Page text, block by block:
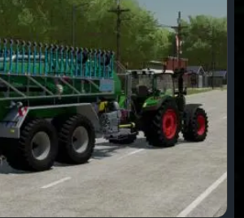
que você deseja ver no jogo.
na loja pressionando a
procurando nosso mod não na
(como era nas versões
mas na categoria a que um
pertence. Por exemplo, se você
ceifeira-debulhadora, então vá
procurando o modo
lo.